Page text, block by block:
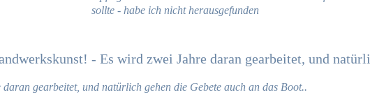
sollte - habe ich nicht herausgefunden
gearbeitet, und natürlich gehen die Gebete auch an das Boot..